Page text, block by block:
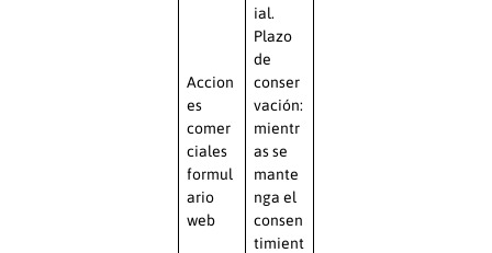
Accion
es
comer
ciales
formul
ario
web
ial.
Plazo
de
conser
vación:
mientr
as se
mante
nga el
consen
timient